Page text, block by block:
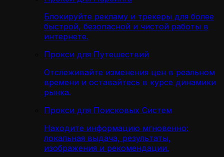
Блокируйте рекламу и трекеры для более
быстрой, безопасной и чистой работы в
интернете.
Прокси для Путешествий
Отслеживайте изменения цен в реальном
времени и оставайтесь в курсе динамики
рынка.
Прокси для Поисковых Систем
Находите информацию мгновенно:
локальная выдача, результаты,
изображения и рекомендации.